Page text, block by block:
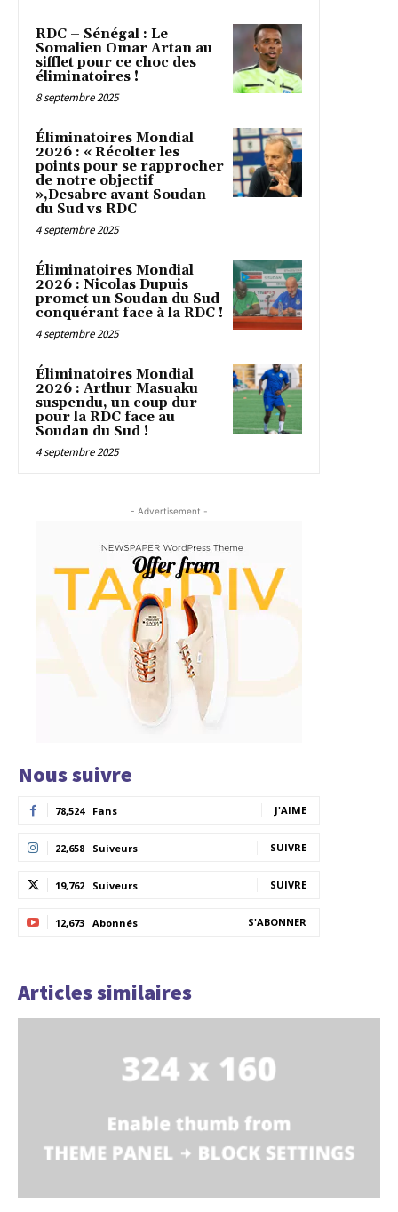
RDC – Sénégal : Le
Somalien Omar Artan au
sifflet pour ce choc des
éliminatoires !
8 septembre 2025
Éliminatoires Mondial
2026 : « Récolter les
points pour se rapprocher
de notre objectif
»,Desabre avant Soudan
du Sud vs RDC
4 septembre 2025
Éliminatoires Mondial
2026 : Nicolas Dupuis
promet un Soudan du Sud
conquérant face à la RDC !
4 septembre 2025
Éliminatoires Mondial
2026 : Arthur Masuaku
suspendu, un coup dur
pour la RDC face au
Soudan du Sud !
4 septembre 2025
- Advertisement -
Nous suivre
78,524 Fans J'AIME
22,658 Suiveurs SUIVRE
19,762 Suiveurs SUIVRE
12,673 Abonnés S'ABONNER
Articles similaires